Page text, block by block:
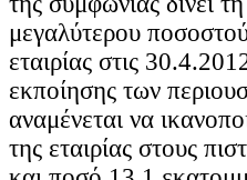
μεγαλύτερου
εταιρίας στις
εκποίησης των
αναμένεται να
της εταιρίας στους